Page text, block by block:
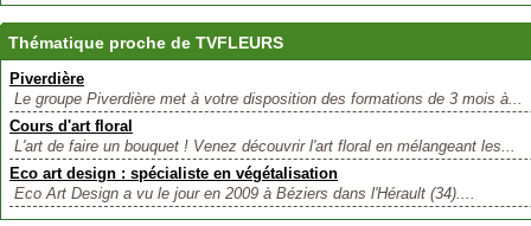
Thématique proche de TVFLEURS
Piverdière
Le groupe Piverdière met à votre disposition des formations de 3 mois à...
Cours d'art floral
L'art de faire un bouquet ! Venez découvrir l'art floral en mélangeant les...
Eco art design : spécialiste en végétalisation
Eco Art Design a vu le jour en 2009 à Béziers dans l'Hérault (34)....